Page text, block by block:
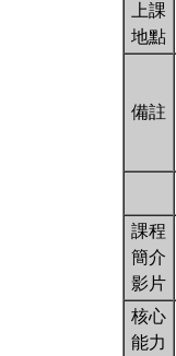
上課
地點
備註
課程
簡介
影片
核心
能力